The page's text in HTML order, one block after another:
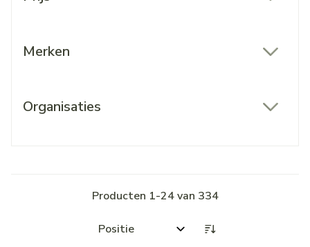
Merken
Organisaties
Producten 1-24van 334
Sorteer op: